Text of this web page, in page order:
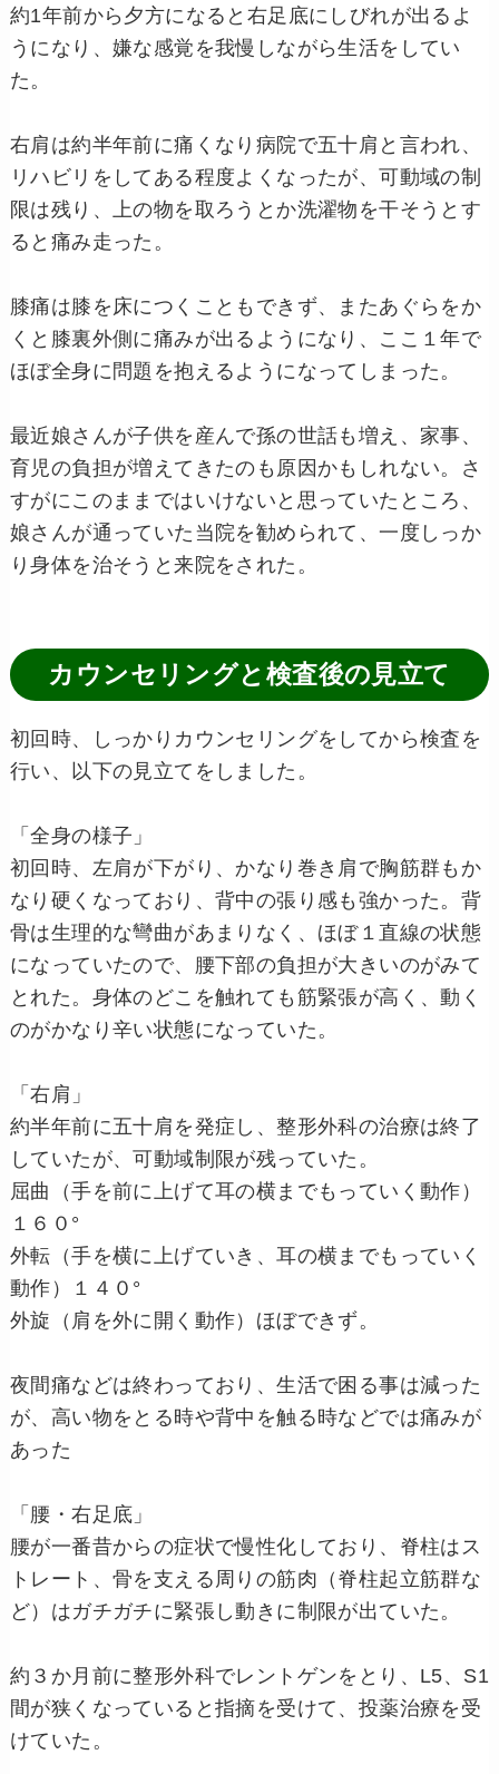
約1年前から夕方になると右足底にしびれが出るよ
うになり、嫌な感覚を我慢しながら生活をしてい
た。
右肩は約半年前に痛くなり病院で五十肩と言われ、
リハビリをしてある程度よくなったが、可動域の制
限は残り、上の物を取ろうとか洗濯物を干そうとす
ると痛み走った。
膝痛は膝を床につくこともできず、またあぐらをか
くと膝裏外側に痛みが出るようになり、ここ１年で
ほぼ全身に問題を抱えるようになってしまった。
最近娘さんが子供を産んで孫の世話も増え、家事、
育児の負担が増えてきたのも原因かもしれない。さ
すがにこのままではいけないと思っていたところ、
娘さんが通っていた当院を勧められて、一度しっか
り身体を治そうと来院をされた。
カウンセリングと検査後の見立て
初回時、しっかりカウンセリングをしてから検査を
行い、以下の見立てをしました。
「全身の様子」
初回時、左肩が下がり、かなり巻き肩で胸筋群もか
なり硬くなっており、背中の張り感も強かった。背
骨は生理的な彎曲があまりなく、ほぼ１直線の状態
になっていたので、腰下部の負担が大きいのがみて
とれた。身体のどこを触れても筋緊張が高く、動く
のがかなり辛い状態になっていた。
「右肩」
約半年前に五十肩を発症し、整形外科の治療は終了
していたが、可動域制限が残っていた。
屈曲（手を前に上げて耳の横までもっていく動作）
１６０°
外転（手を横に上げていき、耳の横までもっていく
動作）１４０°
外旋（肩を外に開く動作）ほぼできず。
夜間痛などは終わっており、生活で困る事は減った
が、高い物をとる時や背中を触る時などでは痛みが
あった
「腰・右足底」
腰が一番昔からの症状で慢性化しており、脊柱はス
トレート、骨を支える周りの筋肉（脊柱起立筋群な
ど）はガチガチに緊張し動きに制限が出ていた。
約３か月前に整形外科でレントゲンをとり、L5、S1
間が狭くなっていると指摘を受けて、投薬治療を受
けていた。